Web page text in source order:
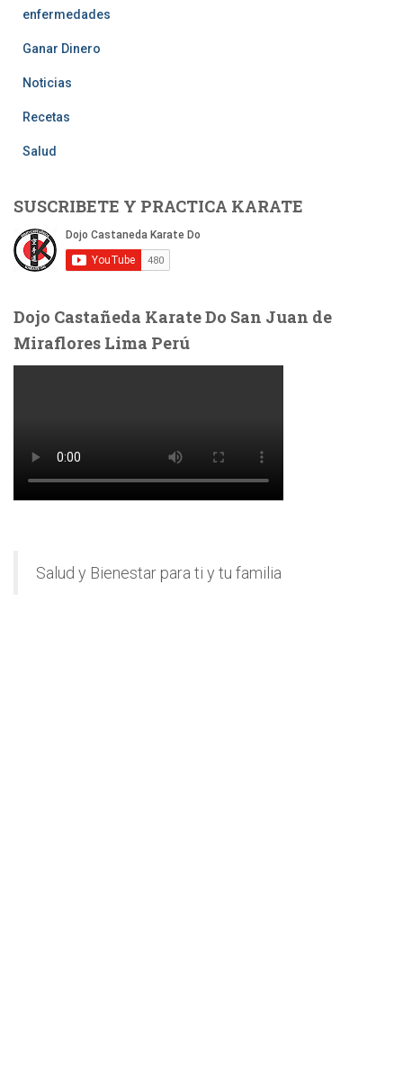
enfermedades
Ganar Dinero
Noticias
Recetas
Salud
SUSCRIBETE Y PRACTICA KARATE
Dojo Castañeda Karate Do San Juan de
Miraflores Lima Perú
Salud y Bienestar para ti y tu familia